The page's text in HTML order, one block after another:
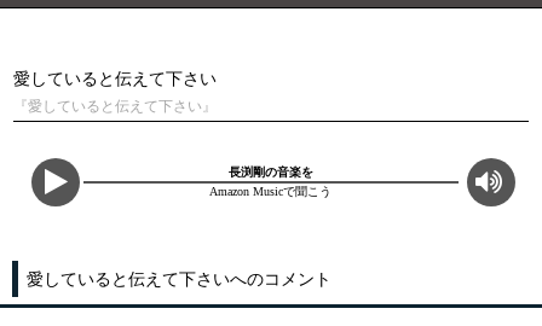
愛していると伝えて下さい
『愛していると伝えて下さい』
長渕剛の音楽を
Amazon Musicで聞こう
愛していると伝えて下さいへのコメント